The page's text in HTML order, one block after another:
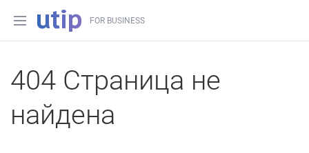
FOR BUSINESS
404 Страница не
найдена